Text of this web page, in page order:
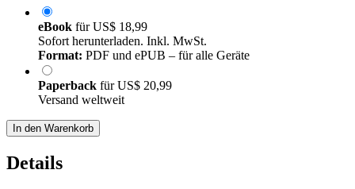
eBook fürUS$ 18,99
Sofort herunterladen. Inkl. MwSt.
Format: PDF und ePUB – für alle Geräte
Paperback fürUS$ 20,99
Versand weltweit
In den Warenkorb
Details